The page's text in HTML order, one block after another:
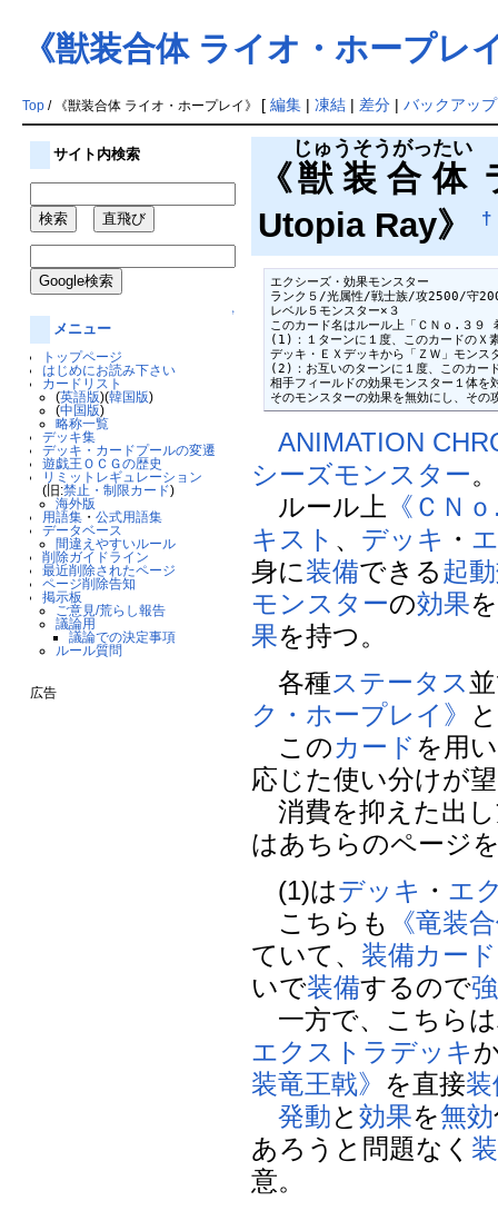
《獣装合体 ライオ・ホープレ
Top/ 《獣装合体 ライオ・ホープレイ》 [ 編集| 凍結| 差分| バックアップ
サイト内検索
↑
メニュー
トップページ
はじめにお読み下さい
カードリスト
(英語版)(韓国版)
(中国版)
略称一覧
デッキ集
デッキ・カードプールの変遷
遊戯王ＯＣＧの歴史
リミットレギュレーション
(旧:禁止・制限カード)
海外版
用語集 ・公式用語集
データベース
間違えやすいルール
削除ガイドライン
最近削除されたページ
ページ削除告知
掲示板
ご意見/荒らし報告
議論用
議論での決定事項
ルール質問
広告
《獣装合体
じゅうそうがったい
Utopia Ray》
†
エクシーズ・効果モンスター
ランク５/光属性/戦士族/攻2500/守
レベル５モンスター×３
このカード名はルール上「ＣＮｏ.３９
(1)：１ターンに１度、このカードのＸ
デッキ・ＥＸデッキから「ＺＷ」モンス
(2)：お互いのターンに１度、このカー
相手フィールドの効果モンスター１体を
そのモンスターの効果を無効にし、その
ANIMATION
シーズモンスター。
ルール上 《ＣＮ
キスト 、 デッキ ・
身に装備できる起
モンスターの効果を
果を持つ。
各種ステータス
ク・ホープレイ》
このカード を用
応じた使い分けが
消費を抑えた出
はあちらのページ
(1)はデッキ ・ エ
こちらも
《竜装
ていて、 装備カード
いで装備するので
一方で、こちら
エクストラデッキ
装竜王戟》 を直接
発動と効果を無効
あろうと問題なく
意。